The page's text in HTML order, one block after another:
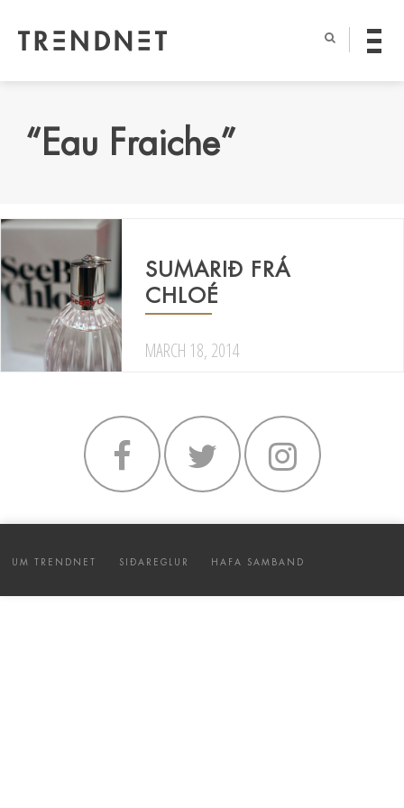
“Eau Fraiche”
SUMARIÐ FRÁ
CHLOÉ
MARCH 18, 2014
UM TRENDNET SIÐAREGLUR HAFA SAMBAND